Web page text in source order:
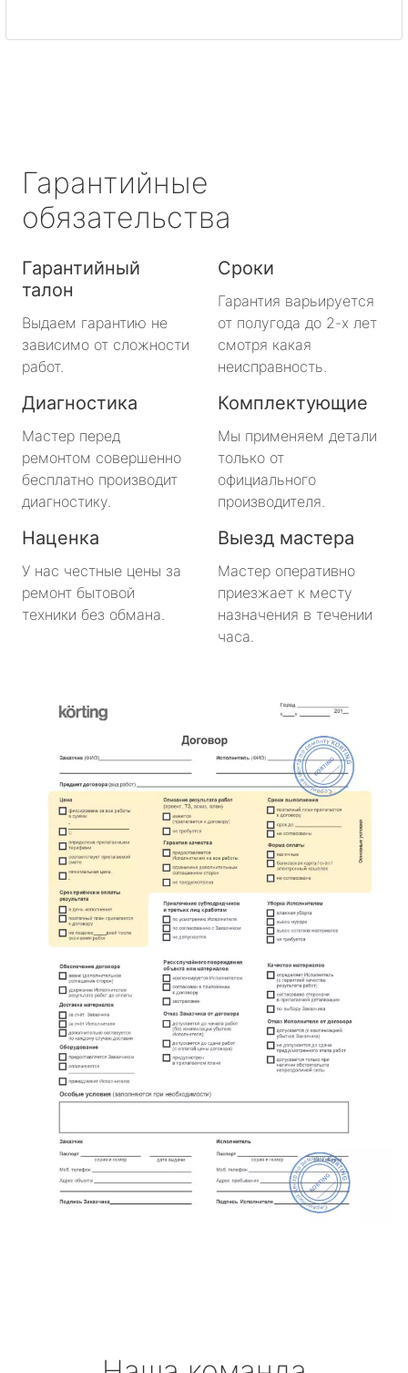
Гарантийные
обязательства
Гарантийный
талон
Выдаем гарантию не
зависимо от сложности
работ.
Сроки
Гарантия варьируется
от полугода до 2-х лет
смотря какая
неисправность.
Диагностика
Мастер перед
ремонтом совершенно
бесплатно производит
диагностику.
Комплектующие
Мы применяем детали
только от
официального
производителя.
Наценка
У нас честные цены за
ремонт бытовой
техники без обмана.
Выезд мастера
Мастер оперативно
приезжает к месту
назначения в течении
часа.